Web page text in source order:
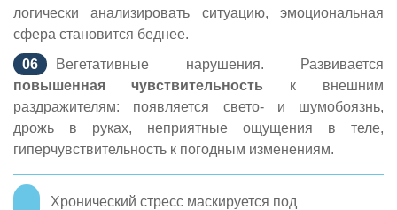
логически анализировать ситуацию, эмоциональная
сфера становится беднее.
Вегетативные нарушения. Развивается
повышенная чувствительность к внешним
раздражителям: появляется свето- и шумобоязнь,
дрожь в руках, неприятные ощущения в теле,
гиперчувствительность к погодным изменениям.
Хронический стресс маскируется под